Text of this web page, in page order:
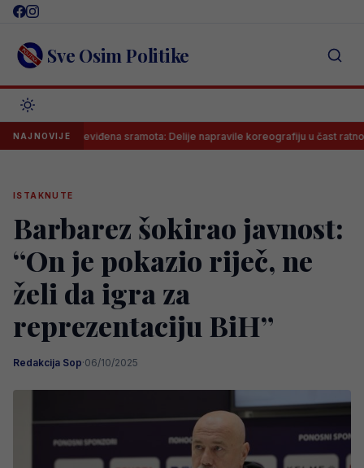
Skip
content Sve Osim Politike
NAJNOVIJE
Neviđena sramota: Delije napravile koreografiju u čast ratnog
ISTAKNUTE
Barbarez šokirao javnost:
“On je pokazio riječ, ne
želi da igra za
reprezentaciju BiH”
Redakcija Sop·06/10/2025